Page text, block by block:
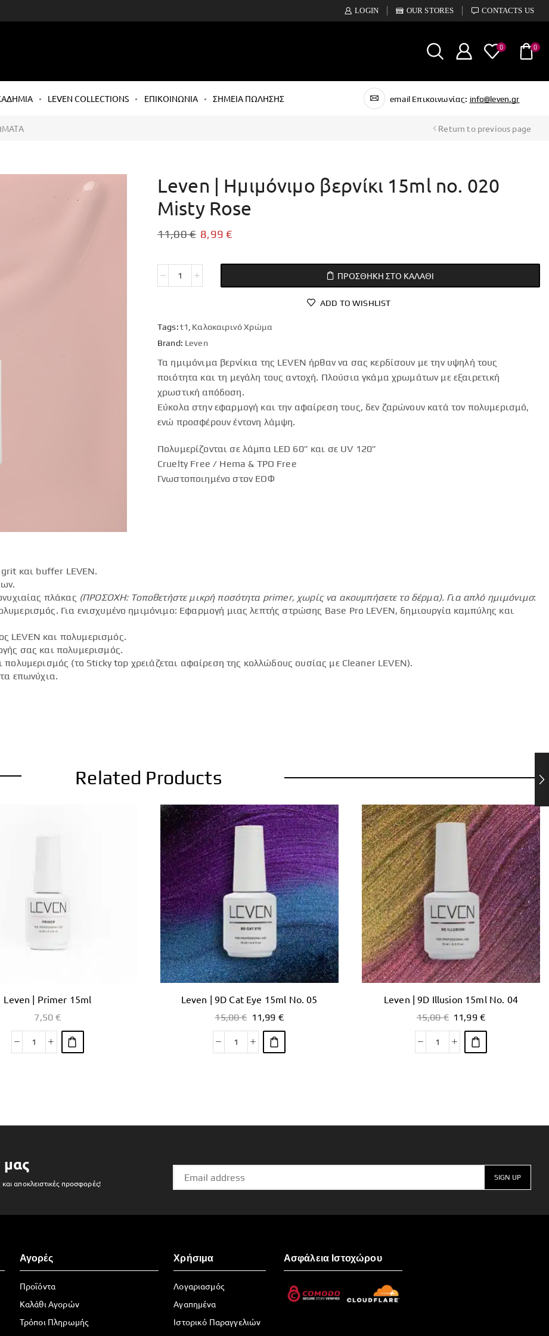
LOGIN OUR STORES CONTACTS US
0 0
LEVEN COLLECTIONS ΕΠΙΚΟΙΝΩΝΙΑ ΣΗΜΕΙΑ ΠΩΛΗΣΗΣ email Επικοινωνίας: info@leven.gr
Return to previous page
Leven | Ημιμόνιμο βερνίκι 15ml no. 020
Misty Rose
11,00€ 8,99€
ΠΡΟΣΘΉΚΗ ΣΤΟ ΚΑΛΆΘΙ
ADD TO WISHLIST
Tags:t1 Καλοκαιρινό Χρώμα
Brand: Leven
Τα ημιμόνιμα βερνίκια της LEVEN ήρθαν να σας κερδίσουν με την υψηλή τους
ποιότητα και τη μεγάλη τους αντοχή. Πλούσια γκάμα χρωμάτων με εξαιρετική
χρωστική απόδοση.
Εύκολα στην εφαρμογή και την αφαίρεση τους, δεν ζαρώνουν κατά τον πολυμερισμό,
ενώ προσφέρουν έντονη λάμψη.
Πολυμερίζονται σε λάμπα LED 60” και σε UV 120”
Cruelty Free / Hema & TPO Free
Γνωστοποιημένο στον ΕΟΦ
και buffer LEVEN.
πλάκας (ΠΡΟΣΟΧΗ: Τοποθετήστε μικρή ποσότητα primer, χωρίς να ακουμπήσετε το δέρμα). Για απλό ημιμόνιμο:
Για ενισχυμένο ημιμόνιμο: Εφαρμογή μιας λεπτής στρώσης Base Pro LEVEN, δημιουργία καμπύλης και
LEVEN και πολυμερισμός.
σας και πολυμερισμός.
(το Sticky top χρειάζεται αφαίρεση της κολλώδους ουσίας με Cleaner LEVEN).
επωνύχια.
Related Products
Leven | Primer 15ml
7,50€
Leven | 9D Cat Eye 15ml No. 05
15,00€ 11,99 €
Leven | 9D Illusion 15ml No. 04
15,00€ 11,99 €
αποκλειστικές προσφορές!
Αγορές
Προϊόντα
Καλάθι Αγορών
Τρόποι Πληρωμής
Χρήσιμα
Λογαριασμός
Αγαπημένα
Ιστορικό Παραγγελιών
Ασφάλεια Ιστοχώρου